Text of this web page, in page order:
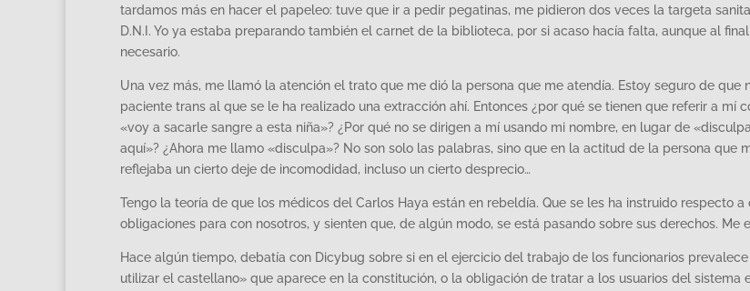
tardamos más en hacer el papeleo: tuve que ir a pedir pegatinas, me pidieron dos veces la targeta
D.N.I. Yo ya estaba preparando también el carnet de la biblioteca, por si acaso hacía falta, aunque al
necesario.
Una vez más, me llamó la atención el trato que me dió la persona que me atendía. Estoy seguro de que
paciente trans al que se le ha realizado una extracción ahí. Entonces ¿por qué se tienen que referir a mí
«voy a sacarle sangre a esta niña»? ¿Por qué no se dirigen a mí usando mi nombre, en lugar de
aquí»? ¿Ahora me llamo «disculpa»? No son solo las palabras, sino que en la actitud de la persona que
reflejaba un cierto deje de incomodidad, incluso un cierto desprecio…
Tengo la teoría de que los médicos del Carlos Haya están en rebeldía. Que se les ha instruido respecto a
obligaciones para con nosotros, y sienten que, de algún modo, se está pasando sobre sus derechos. Me
Hace algún tiempo, debatía con Dicybug sobre si en el ejercicio del trabajo de los funcionarios
utilizar el castellano» que aparece en la constitución, o la obligación de tratar a los usuarios del sistema